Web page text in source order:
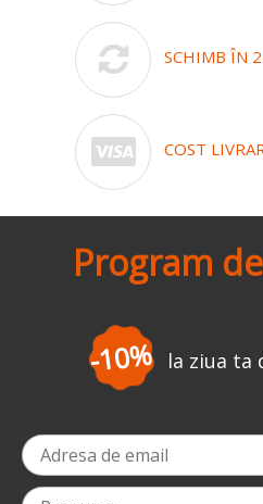
SCHIMB ÎN
COST
Program
la ziua ta de naștere*